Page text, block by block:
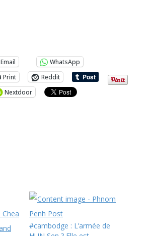
Email
WhatsApp
Print
Reddit
Nextdoor
#cambodge : L’armée de